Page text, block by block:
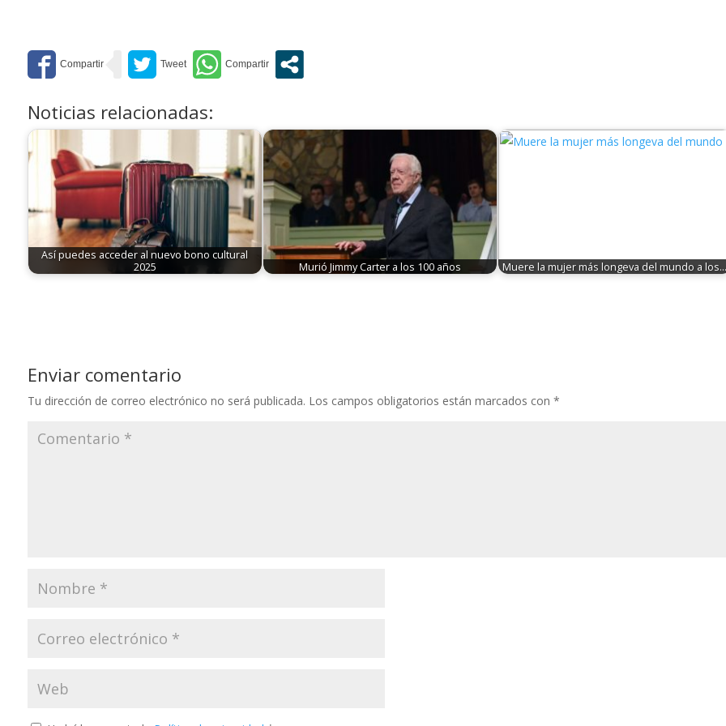
Noticias relacionadas:
Así puedes acceder al nuevo bono cultural
2025
Murió Jimmy Carter a los 100 años Muere la mujer más longeva del mundo a
Enviar comentario
Tu dirección de correo electrónico no será publicada. Los campos obligatorios están marcados con *